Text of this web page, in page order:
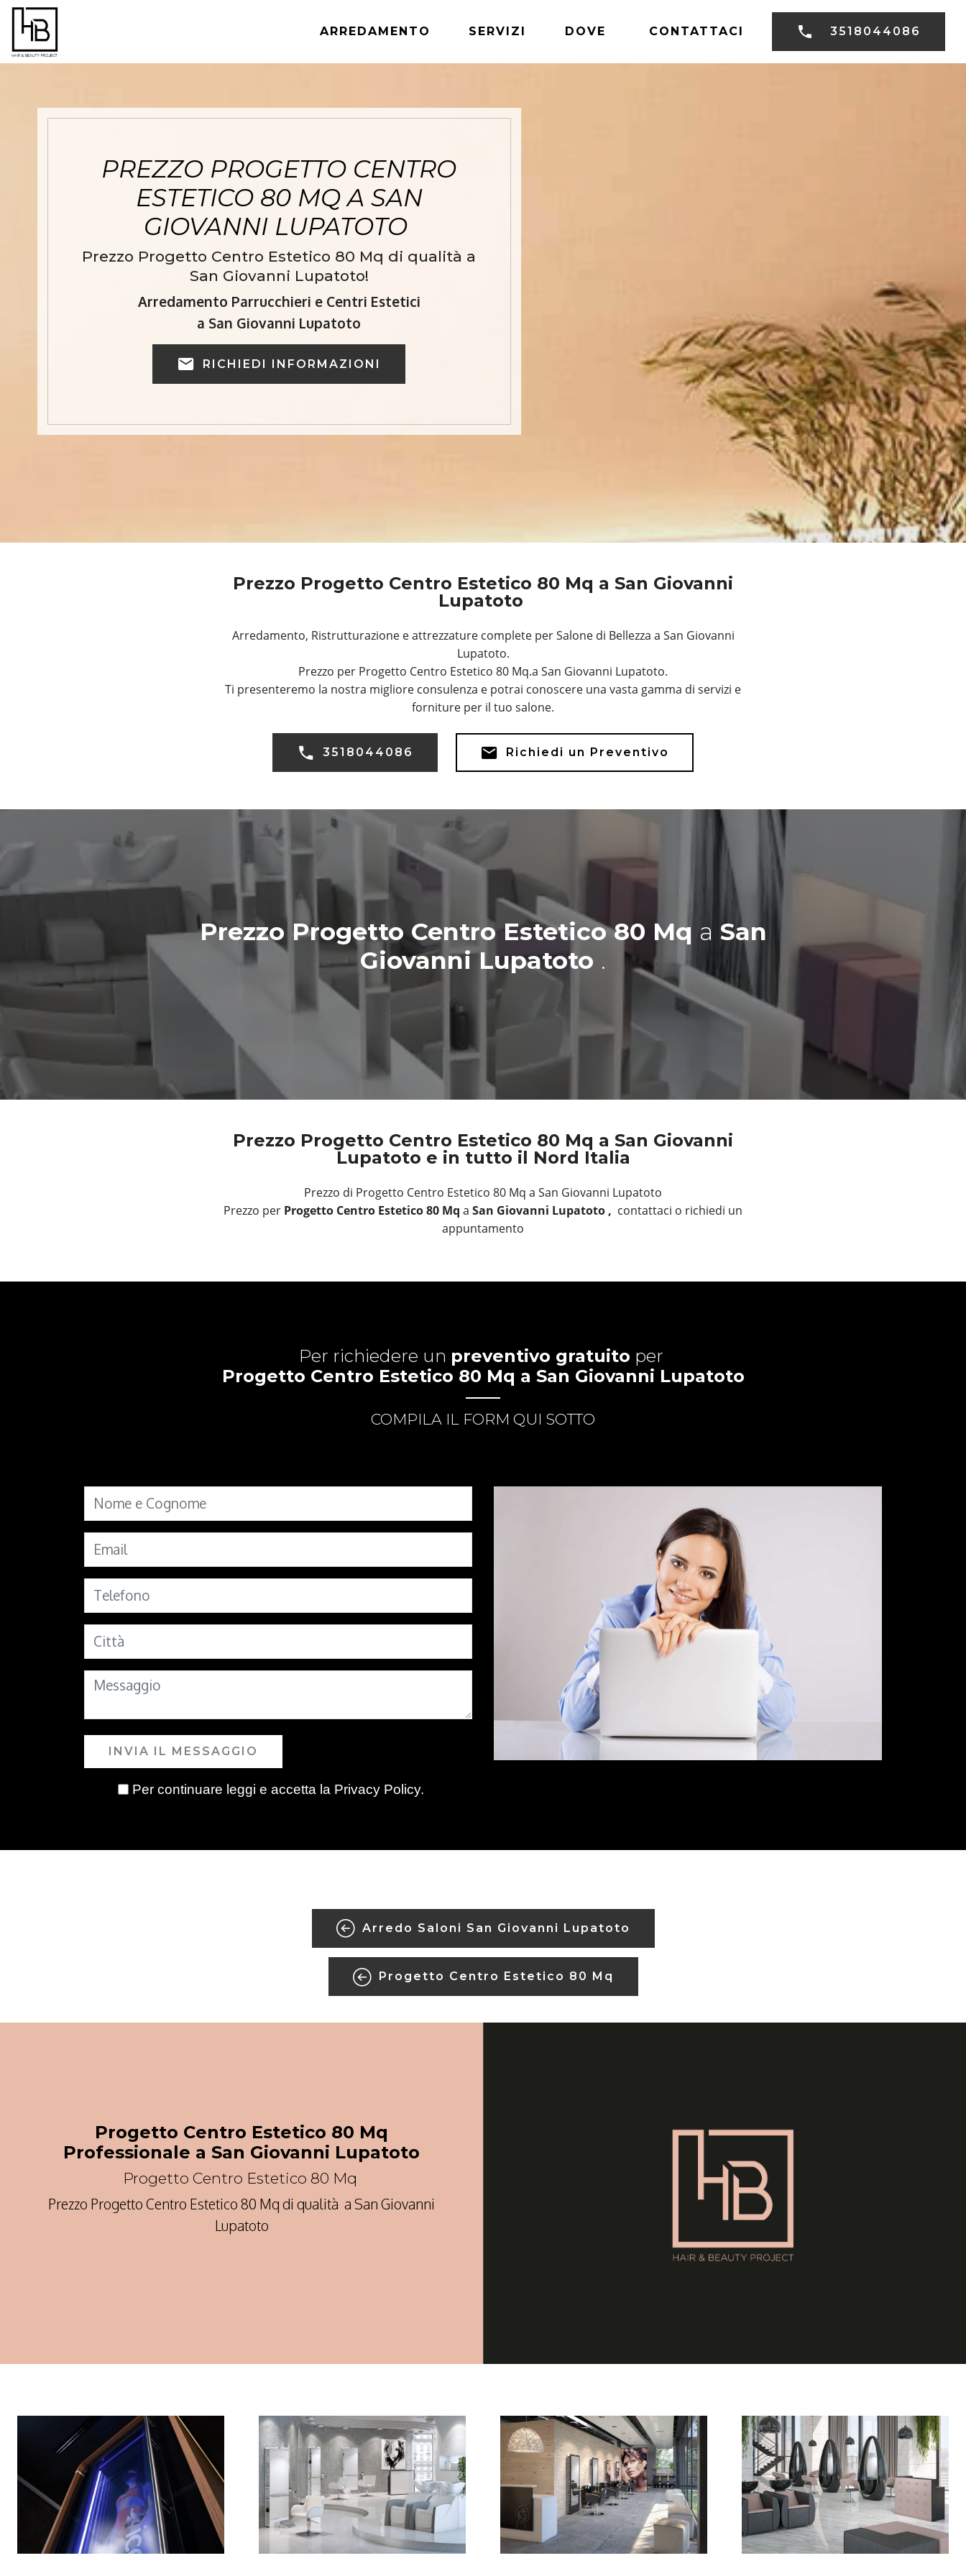
ARREDAMENTO SERVIZI DOVE CONTATTACI 3518044086
PREZZO PROGETTO CENTRO
ESTETICO 80 MQ A SAN
GIOVANNI LUPATOTO
Prezzo Progetto Centro Estetico 80 Mq di qualità a
San Giovanni Lupatoto!
Arredamento Parrucchieri e Centri Estetici
a San Giovanni Lupatoto
RICHIEDI INFORMAZIONI
Prezzo Progetto Centro Estetico 80 Mq a San Giovanni
Lupatoto
Arredamento, Ristrutturazione e attrezzature complete per Salone di Bellezza a San Giovanni
Lupatoto.
Prezzo per Progetto Centro Estetico 80 Mq.a San Giovanni Lupatoto.
Ti presenteremo la nostra migliore consulenza e potrai conoscere una vasta gamma di servizi e
forniture per il tuo salone.
3518044086 Richiedi un Preventivo
Prezzo Progetto Centro Estetico 80 Mq a San
Giovanni Lupatoto .
Prezzo Progetto Centro Estetico 80 Mq a San Giovanni
Lupatoto e in tutto il Nord Italia
Prezzo di Progetto Centro Estetico 80 Mq a San Giovanni Lupatoto
Prezzo per Progetto Centro Estetico 80 Mq a San Giovanni Lupatoto , contattaci o richiedi un
appuntamento
Per richiedere un preventivo gratuito per
Progetto Centro Estetico 80 Mq a San Giovanni Lupatoto
COMPILA IL FORM QUI SOTTO
INVIA IL MESSAGGIO
Per continuare leggi e accetta la Privacy Policy.
Arredo Saloni San Giovanni Lupatoto
Progetto Centro Estetico 80 Mq
Progetto Centro Estetico 80 Mq
Professionale a San Giovanni Lupatoto
Progetto Centro Estetico 80 Mq
Prezzo Progetto Centro Estetico 80 Mq di qualità a San Giovanni
Lupatoto